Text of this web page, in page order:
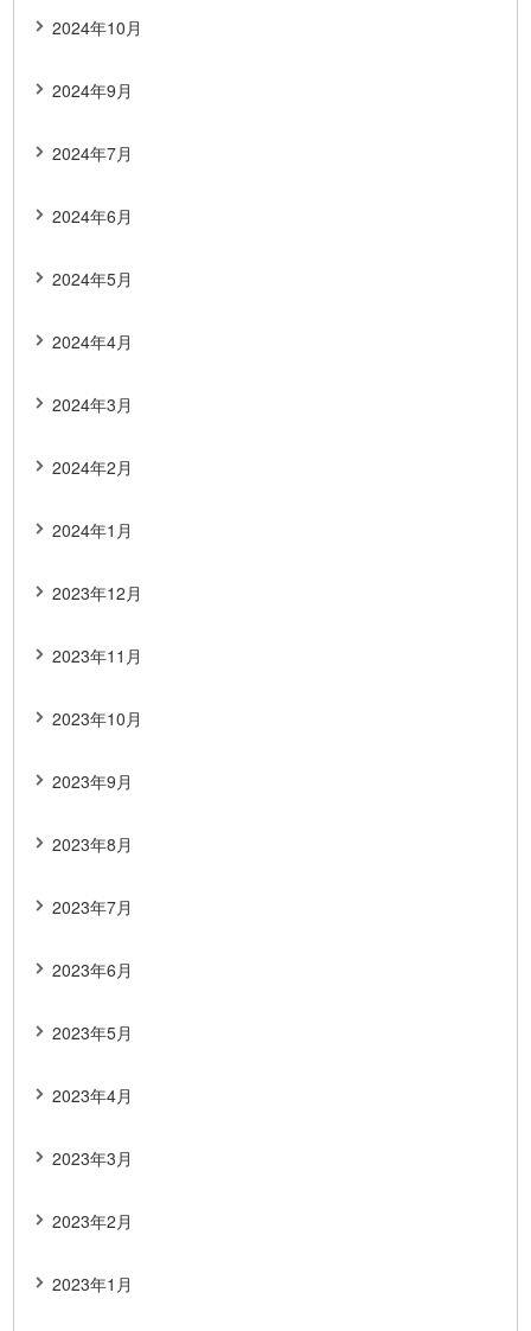
2024年10月
2024年9月
2024年7月
2024年6月
2024年5月
2024年4月
2024年3月
2024年2月
2024年1月
2023年12月
2023年11月
2023年10月
2023年9月
2023年8月
2023年7月
2023年6月
2023年5月
2023年4月
2023年3月
2023年2月
2023年1月